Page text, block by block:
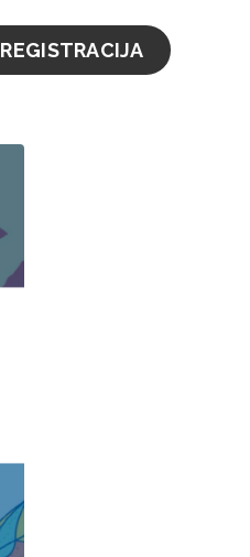
REGISTRACIJA